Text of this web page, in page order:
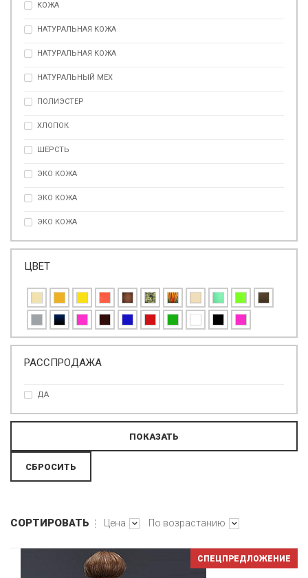
КОЖА
НАТУРАЛЬНАЯ КОЖА
НАТУРАЛЬНАЯ КОЖА
НАТУРАЛЬНЫЙ МЕХ
ПОЛИЭСТЕР
ХЛОПОК
ШЕРСТЬ
ЭКО КОЖА
ЭКО КОЖА
ЭКО КОЖА
ЦВЕТ
РАССПРОДАЖА
ДА
СОРТИРОВАТЬ Цена По возрастанию
СПЕЦПРЕДЛОЖЕНИЕ